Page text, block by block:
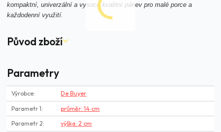
kompaktní, univerzální a vysoce kvalitní pánev pro malé porce a
každodenní využití.
Původ zboží
Parametry
Výrobce De Buyer
Parametr 1 průměr: 14 cm
Parametr 2 výška: 2 cm